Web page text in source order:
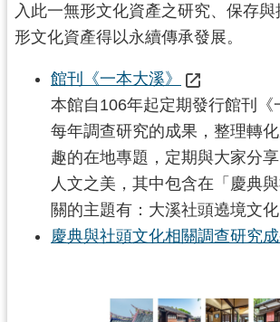
入此一無形文化資產之研究、保存
形文化資產得以永續傳承發展。
館刊《一本大溪》
本館自106年起定期發行館刊《
每年調查研究的成果，整理轉
趣的在地專題，定期與大家分
人文之美，其中包含在「慶典
關的主題有：大溪社頭遶境文化
慶典與社頭文化相關調查研究